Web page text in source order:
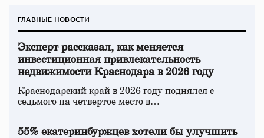
ГЛАВНЫЕ НОВОСТИ
Эксперт рассказал, как меняется
инвестиционная привлекательность
недвижимости Краснодара в 2026 году
Краснодарский край в 2026 году поднялся с
седьмого на четвертое место в…
55% екатеринбуржцев хотели бы улучшить